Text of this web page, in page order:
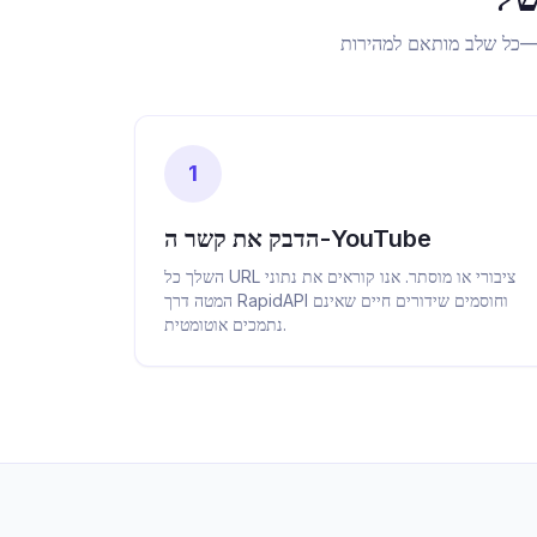
1
הדבק את קשר ה-YouTube
השלך כל URL ציבורי או מוסתר. אנו קוראים את נתוני
המטה דרך RapidAPI וחוסמים שידורים חיים שאינם
נתמכים אוטומטית.